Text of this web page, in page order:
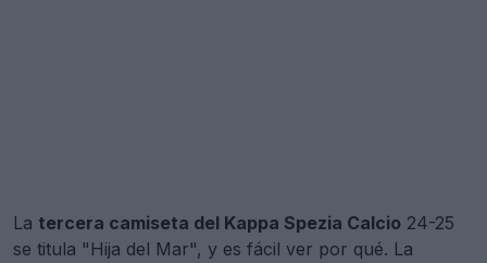
La tercera camiseta del Kappa Spezia Calcio 24-25
se titula "Hija del Mar", y es fácil ver por qué. La